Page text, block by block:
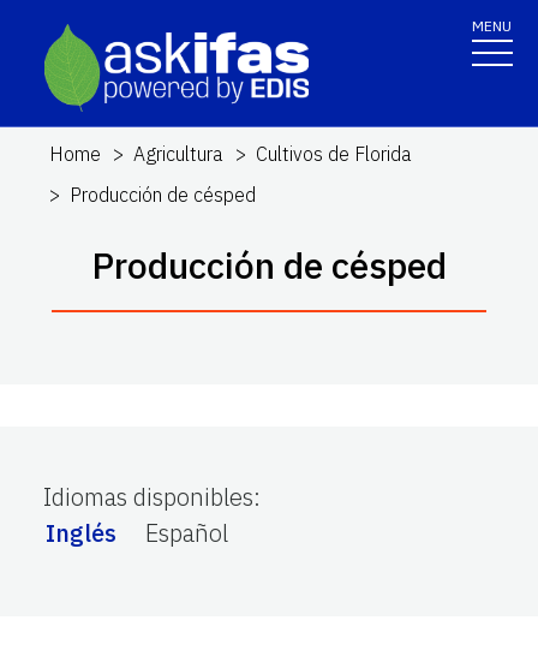
MENU
Home Agricultura
Cultivos de Florida
Producción de césped
Producción de césped
Idiomas disponibles:
Inglés
Español